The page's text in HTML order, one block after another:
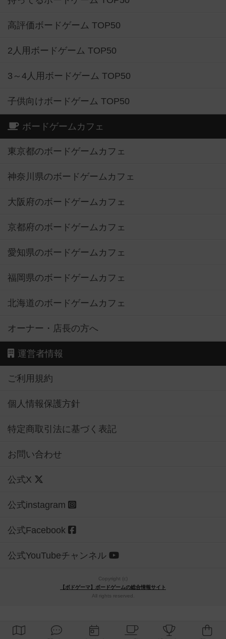
高評価ボードゲーム TOP50
2人用ボードゲーム TOP50
3～4人用ボードゲーム TOP50
子供向けボードゲーム TOP50
ボードゲームカフェ
東京都のボードゲームカフェ
神奈川県のボードゲームカフェ
大阪府のボードゲームカフェ
京都府のボードゲームカフェ
愛知県のボードゲームカフェ
福岡県のボードゲームカフェ
北海道のボードゲームカフェ
オーナー・店長の方へ
運営者情報
ご利用規約
個人情報保護方針
特定商取引法に基づく表記
お問い合わせ
公式X
公式instagram
公式Facebook
公式YouTubeチャンネル
Copyright (c)
【ボドゲーマ】ボードゲームの総合情報サイト
All rights reserved.